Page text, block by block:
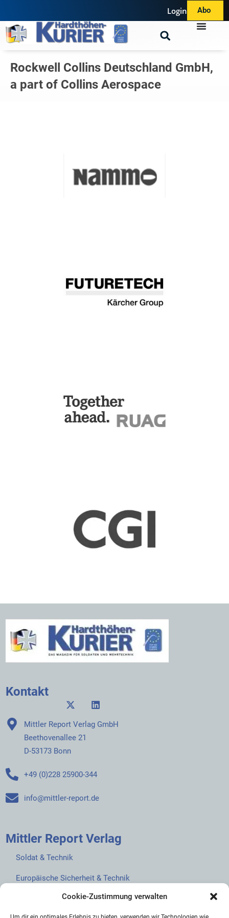
Cookie-Zustimmung verwalten
Login Abo
Rockwell Collins Deutschland GmbH,
a part of Collins Aerospace
Kontakt
Mittler Report Verlag GmbH
Beethovenallee 21
D-53173 Bonn
+49 (0)228 25900-344
info@mittler-report.de
Mittler Report Verlag
Soldat & Technik
Europäische Sicherheit & Technik
European Security & Defence